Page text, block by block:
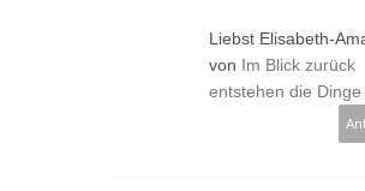
Liebst Elisabeth-
von Im Blick zurück
entstehen die Dinge